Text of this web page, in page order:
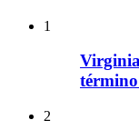
1
2